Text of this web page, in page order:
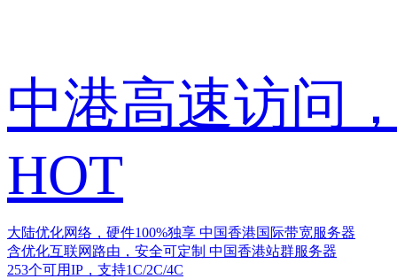
中港高速访问
HOT
大陆优化网络，硬件100%独享 中国香港国际带宽服务器
含优化互联网路由，安全可定制 中国香港站群服务器
253个可用IP，支持1C/2C/4C